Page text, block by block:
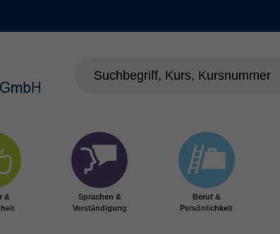
&
Sprachen &
Verständigung
Beruf &
Persönlichkeit